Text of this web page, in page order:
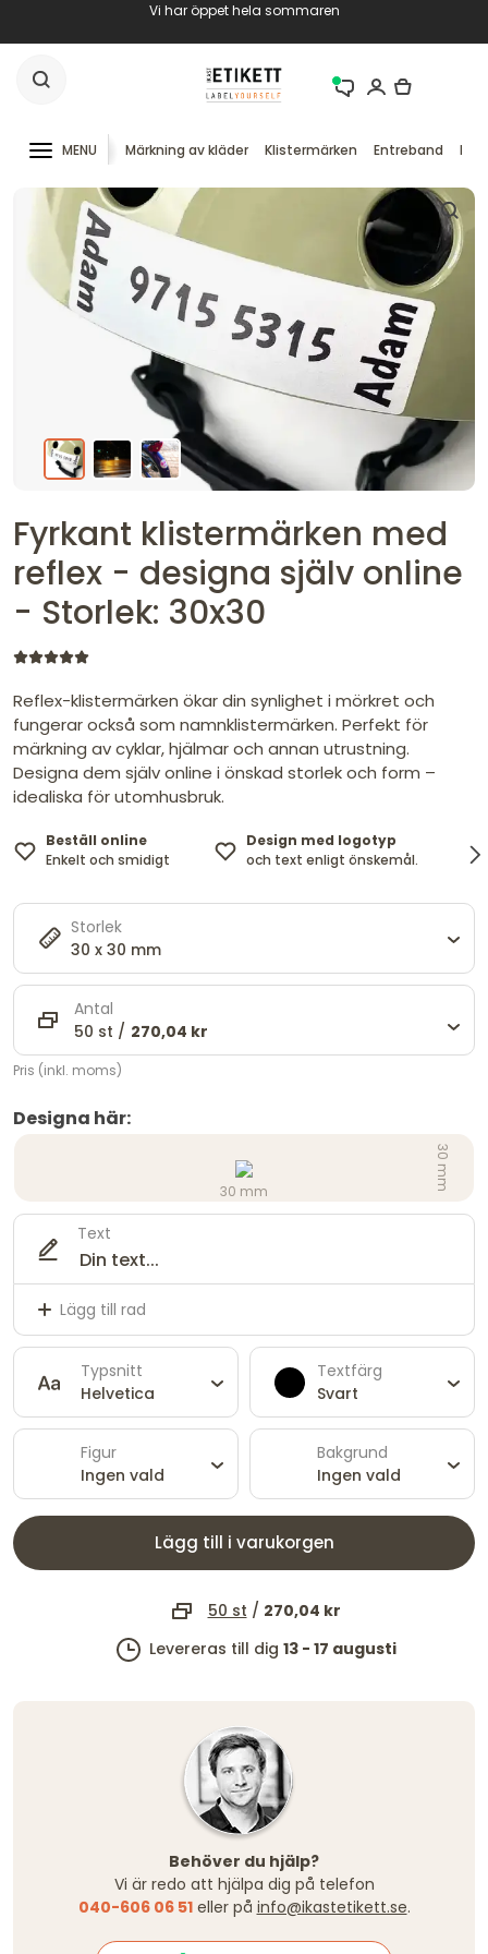
Vi har öppet hela sommaren
MENU Märkning av kläder Klistermärken Entreband RFID
Fyrkant klistermärken med
reflex - designa själv online
- Storlek: 30x30
Reflex-klistermärken ökar din synlighet i mörkret och
fungerar också som namnklistermärken. Perfekt för
märkning av cyklar, hjälmar och annan utrustning.
Designa dem själv online i önskad storlek och form –
idealiska för utomhusbruk.
Beställ online
Enkelt och smidigt
Design med logotyp
och text enligt önskemål.
Storlek
30 x 30 mm
Antal
50 st / 270,04 kr
Pris (inkl. moms)
Designa här:
30 mm
30 mm
Text
Lägg till rad
Typsnitt
Helvetica
Textfärg
Svart
Figur
Ingen vald
Bakgrund
Ingen vald
Lägg till i varukorgen
50 st / 270,04 kr
Levereras till dig 13 - 17 augusti
Behöver du hjälp?
Vi är redo att hjälpa dig på telefon
040-606 06 51eller på info@ikastetikett.se.